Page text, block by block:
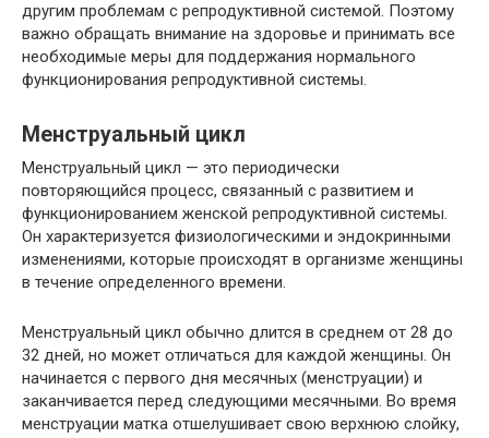
другим проблемам с репродуктивной системой. Поэтому
важно обращать внимание на здоровье и принимать все
необходимые меры для поддержания нормального
функционирования репродуктивной системы.
Менструальный цикл
Менструальный цикл — это периодически
повторяющийся процесс, связанный с развитием и
функционированием женской репродуктивной системы.
Он характеризуется физиологическими и эндокринными
изменениями, которые происходят в организме женщины
в течение определенного времени.
Менструальный цикл обычно длится в среднем от 28 до
32 дней, но может отличаться для каждой женщины. Он
начинается с первого дня месячных (менструации) и
заканчивается перед следующими месячными. Во время
менструации матка отшелушивает свою верхнюю слойку,